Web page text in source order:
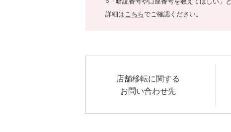
詳細はこちらでご確認ください。
店舗移転に関する
お問い合わせ先